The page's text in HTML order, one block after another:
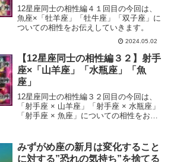
12星座同士の相性編４１回目の今回は、
魚座×「牡羊座」「牡牛座」「双子座」に
ついての相性をお伝えしていきます。
2024.05.02
【12星座同士の相性編３２】射手
座×「山羊座」「水瓶座」「魚
座」
12星座同士の相性編３２回目の今回は、
「射手座 × 山羊座」「射手座 × 水瓶座」
「射手座 × 魚座」についての相性をお伝
みずがめ座の新月は変化すること
に対する”恐れの気持ち”を捨てる